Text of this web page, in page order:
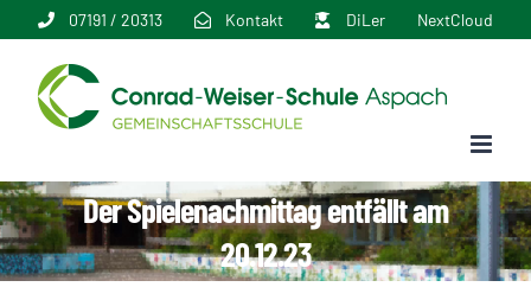
springen
07191 / 20313 Kontakt DiLer NextCloud
Der Spielenachmittag entfällt am
20.12.23